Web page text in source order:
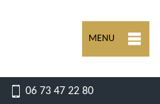
MENU
06 73 47 22 80